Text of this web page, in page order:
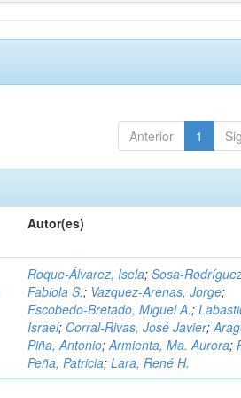
Anterior 1
Autor(es)
Roque-Álvarez, Isela;Sosa-
Fabiola S.; Vazquez-Arenas, Jorge;
Escobedo-Bretado, Miguel A.;
Israel; Corral-Rivas, José Javier;
Piña, Antonio;Armienta, Ma. Aurora;
Peña, Patricia;Lara, René H.